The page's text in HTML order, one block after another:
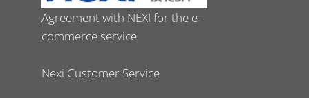
Agreement with NEXI for the e-
commerce service
Nexi Customer Service